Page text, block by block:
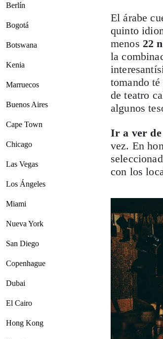
Berlín
Bogotá
Botswana
Kenia
Marruecos
Buenos Aires
Cape Town
Chicago
Las Vegas
Los Ángeles
Miami
Nueva York
San Diego
Copenhague
Dubai
El Cairo
Hong Kong
El árabe
quinto
menos 22
la
tomando
de teatro
algunos
Ir a ver de
vez. En
con los